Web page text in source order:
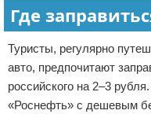
Где
Туристы, регулярно
авто, предпочитают
российского на 2–3
«Роснефть» с дешевым